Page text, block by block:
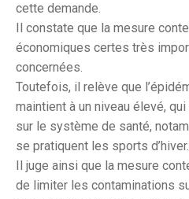
cette demande.
Il constate que la mesure
économiques certes très
concernées.
Toutefois, il relève que
maintient à un niveau élevé,
sur le système de santé,
se pratiquent les sports d’hiver.
Il juge ainsi que la mesure
de limiter les contaminations